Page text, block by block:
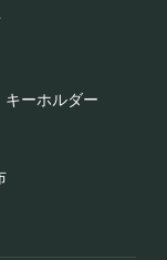
キーホルダー